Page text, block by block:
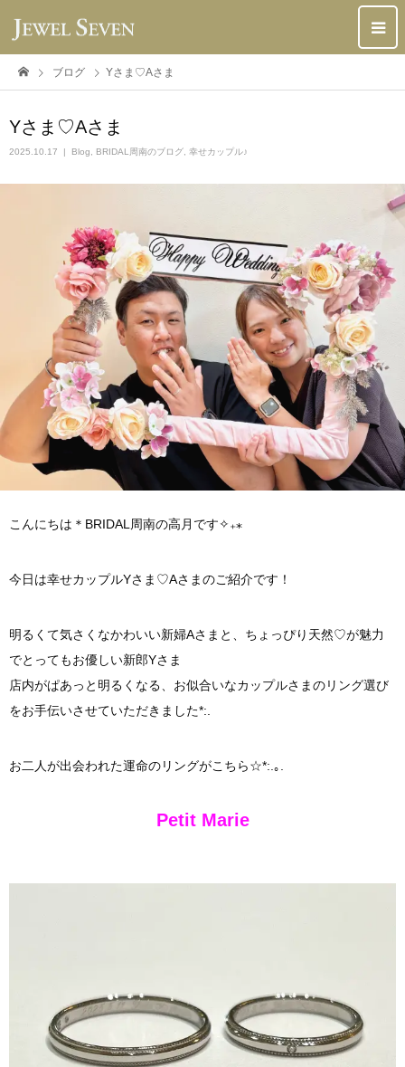
ブログ Yさま♡Aさま
Yさま♡Aさま
2025.10.17 Blog BRIDAL周南のブログ 幸せカップル♪
こんにちは＊BRIDAL周南の高月です✧₊⁎
今日は幸せカップルYさま♡Aさまのご紹介です！
明るくて気さくなかわいい新婦Aさまと、ちょっぴり天然♡が魅力
でとってもお優しい新郎Yさま
店内がぱあっと明るくなる、お似合いなカップルさまのリング選び
をお手伝いさせていただきました*:.
お二人が出会われた運命のリングがこちら☆*:.｡.
Petit Marie